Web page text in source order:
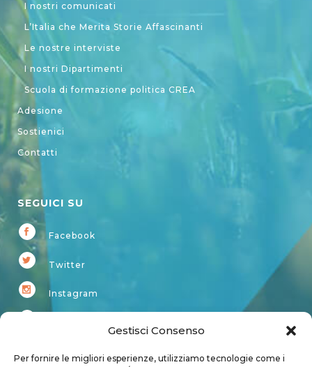
Gestisci Consenso
Per fornire le migliori esperienze, utilizziamo tecnologie come i
I nostri comunicati
L’Italia che Merita Storie Affascinanti
Le nostre interviste
I nostri Dipartimenti
Scuola di formazione politica CREA
Adesione
Sostienici
Contatti
SEGUICI SU
Facebook
Twitter
Instagram